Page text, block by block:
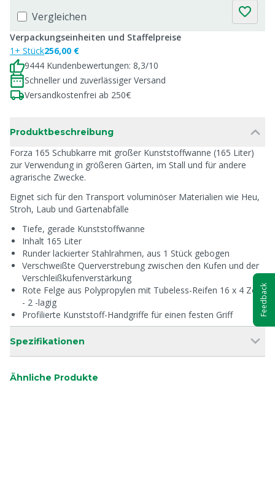
Vergleichen
Verpackungseinheiten und Staffelpreise
1+ Stück256,00 €
9444 Kundenbewertungen: 8,3/10
Schneller und zuverlässiger Versand
Versandkostenfrei ab 250€
Produktbeschreibung
Forza 165 Schubkarre mit großer Kunststoffwanne (165 Liter)
zur Verwendung in größeren Gärten, im Stall und für andere
agrarische Zwecke.
Eignet sich für den Transport voluminöser Materialien wie Heu,
Stroh, Laub und Gartenabfälle
Tiefe, gerade Kunststoffwanne
Inhalt 165 Liter
Runder lackierter Stahlrahmen, aus 1 Stück gebogen
Verschweißte Querverstrebung zwischen den Kufen und der
Verschleißkufenverstärkung
Rote Felge aus Polypropylen mit Tubeless-Reifen 16 x 4 Zoll
- 2 -lagig
Profilierte Kunststoff-Handgriffe für einen festen Griff
Spezifikationen
Ähnliche Produkte
Feedback